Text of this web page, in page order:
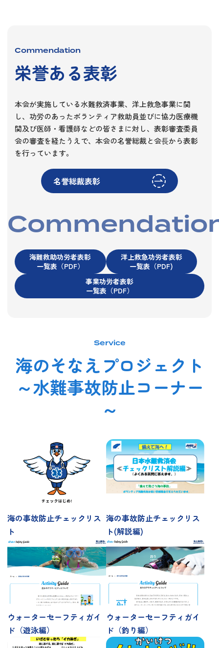
Commendation
栄誉ある表彰
本会が実施している水難救済事業、洋上救急事業に関
し、功労のあったボランティア救助員並びに協力医療機
関及び医師・看護師などの皆さまに対し、表彰審査委員
会の審査を経たうえで、本会の名誉総裁と会⻑から表彰
を行っています。
名誉総裁表彰
海難救助功労者表彰
一覧表（PDF）
洋上救急功労者表彰
一覧表（PDF)
事業功労者表彰
一覧表（PDF）
Service
海のそなえプロジェクト
～水難事故防止コーナー
～
海の事故防止チェックリス
ト
海の事故防止チェックリス
ト(解説編)
ウォーターセーフティガイ
ド（遊泳編）
ウォーターセーフティガイ
ド（釣り編）